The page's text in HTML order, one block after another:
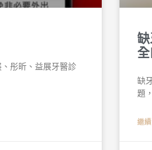
彤昕、益展牙醫診
缺
題
繼